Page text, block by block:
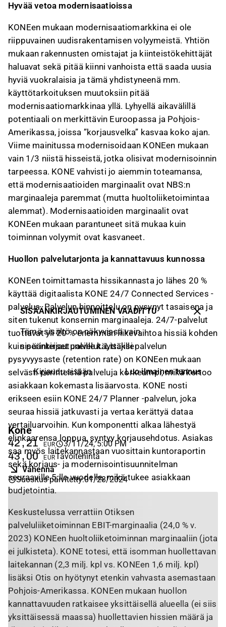
Hyvää vetoa modernisaatioissa
KONEen mukaan modernisaatiomarkkina ei ole
riippuvainen uudisrakentamisen volyymeistä. Yhtiön
mukaan rakennusten omistajat ja kiinteistökehittäjät
haluavat sekä pitää kiinni vanhoista että saada uusia
hyviä vuokralaisia ja tämä yhdistyneenä mm.
käyttötarkoituksen muutoksiin pitää
modernisaatiomarkkinaa yllä. Lyhyellä aikavälillä
potentiaali on merkittävin Euroopassa ja Pohjois-
Amerikassa, joissa ”korjausvelka” kasvaa koko ajan.
Viime mainitussa modernisoidaan KONEen mukaan
vain 1/3 niistä hisseistä, jotka olisivat modernisoinnin
tarpeessa. KONE vahvisti jo aiemmin toteamansa,
että modernisaatioiden marginaalit ovat NBS:n
marginaaleja paremmat (mutta huoltoliiketoimintaa
alemmat). Modernisaatioiden marginaalit ovat
KONEen mukaan parantuneet sitä mukaa kuin
toiminnan volyymit ovat kasvaneet.
Huollon palvelutarjonta ja kannattavuus kunnossa
KONEen toimittamasta hissikannasta jo lähes 20 %
käyttää digitaalista KONE 24/7 Connected Services -
palvelua. Palvelun hinnoittelu on pysynyt tasaisena ja
siten tukenut konsernin marginaaleja. 24/7-palvelut
tuottavat yli 20 % enemmän liikevaihtoa hissiä kohden
kuin perinteiset palvelut. Lisäksi palvelun
pysyvyysaste (retention rate) on KONEen mukaan
selvästi perinteisiä palveluja korkeampi, mikä kertoo
asiakkaan kokemasta lisäarvosta. KONE nosti
erikseen esiin KONE 24/7 Planner -palvelun, joka
seuraa hissiä jatkuvasti ja vertaa kerättyä dataa
vertailuarvoihin. Kun komponentti alkaa lähestyä
elinkaarensa loppua, syntyy korjausehdotus. Asiakas
saa myös laitekannastaan vuosittain kuntoraportin
sekä korjaus- ja modernisointisuunnitelman
seuraaville 5:lle vuodelle, mikä tukee asiakkaan
budjetointia.
Keskustelussa verrattiin Otiksen
palveluliiketoiminnan EBIT-marginaalia (24,0 % v.
2023) KONEen huoltoliiketoiminnan marginaaliin (jota
ei julkisteta). KONE totesi, että isomman huollettavan
laitekannan (2,3 milj. kpl vs. KONEen 1,6 milj. kpl)
lisäksi Otis on hyötynyt etenkin vahvasta asemastaan
Pohjois-Amerikassa. KONEen mukaan huollon
kannattavuuden ratkaisee yksittäisellä alueella (ei siis
yksittäisessä maassa) huollettavien hissien määrä ja
SISÄÄNKIRJAUTUMINEN VAADITTU
Tämä sisältö on näkyvissä vain
sisäänkirjautuneille käyttäjille
Kirjaudu sisään Luo ilmainen tunnus
Kone
42,21 EUR 3/11/24, 5:00 PM
43,00 EURTavoitehinta
Vähennä
Suositus päivitetty:01/28/2024